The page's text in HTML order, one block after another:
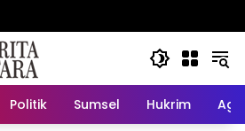
Politik Sumsel Hukrim